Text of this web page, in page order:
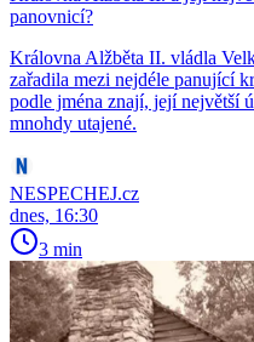
panovnicí?
Královna Alžběta II. vládla
zařadila mezi nejdéle panující
podle jména znají, její největší
mnohdy utajené.
NESPECHEJ.cz
dnes, 16:30
3 min